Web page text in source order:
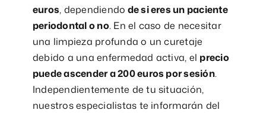
euros, dependiendo de si eres un paciente
periodontal o no. En el caso de necesitar
una limpieza profunda o un curetaje
debido a una enfermedad activa, el precio
puede ascender a 200 euros por sesión.
Independientemente de tu situación,
nuestros especialistas te informarán del